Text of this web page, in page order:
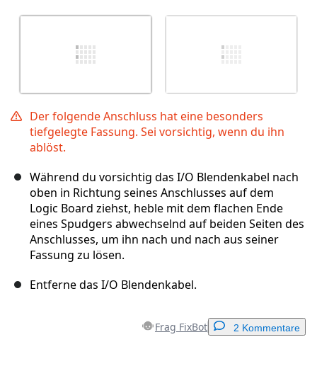
Der folgende Anschluss hat eine besonders
tiefgelegte Fassung. Sei vorsichtig, wenn du ihn
ablöst.
Während du vorsichtig das I/O Blendenkabel nach
oben in Richtung seines Anschlusses auf dem
Logic Board ziehst, heble mit dem flachen Ende
eines Spudgers abwechselnd auf beiden Seiten des
Anschlusses, um ihn nach und nach aus seiner
Fassung zu lösen.
Entferne das I/O Blendenkabel.
Frag FixBot 2 Kommentare